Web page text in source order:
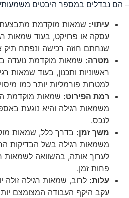
הם נבדלים במספר היבטים
עיתוי:שמאות מוקדמת מתבצעת
עסקה או פרויקט, בעוד שמאות
שנחתם חוזה רכישה ונפתח תיק
מטרה:שמאות מוקדמת נועדה
ראשוניות ותכנון, בעוד שמאות
למטרות פורמליות יותר כמו
רמת הפירוט:שמאות מוקדמת
משמאות רגילה והיא נוגעת
לנכס.
משך זמן:בדרך כלל, שמאות
משמאות רגילה בשל הבדיקות
לערוך אותה, בהשוואה לשמאות
פחות זמן.
עלות:לרוב, שמאות רגילה זולה
עקב היקף העבודה המצומצם